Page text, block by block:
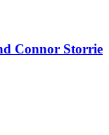
Connor Storrie